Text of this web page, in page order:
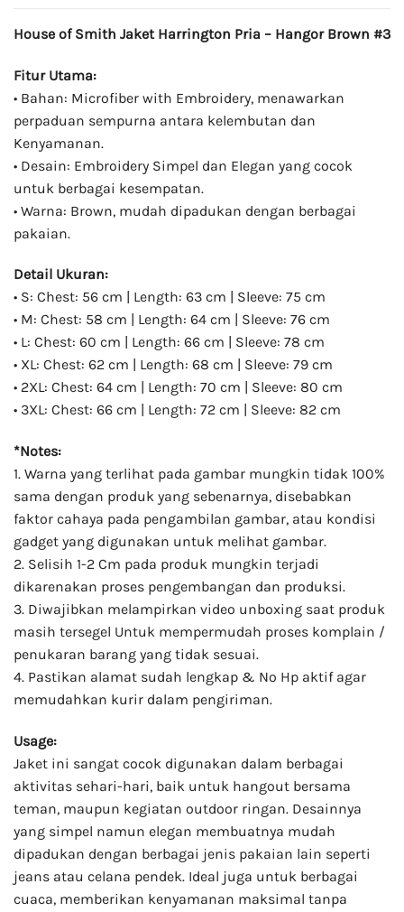
House of Smith Jaket Harrington Pria – Hangor Brown #3
Fitur Utama:
• Bahan: Microfiber with Embroidery, menawarkan
perpaduan sempurna antara kelembutan dan
Kenyamanan.
• Desain: Embroidery Simpel dan Elegan yang cocok
untuk berbagai kesempatan.
• Warna: Brown, mudah dipadukan dengan berbagai
pakaian.
Detail Ukuran:
• S: Chest: 56 cm | Length: 63 cm | Sleeve: 75 cm
• M: Chest: 58 cm | Length: 64 cm | Sleeve: 76 cm
• L: Chest: 60 cm | Length: 66 cm | Sleeve: 78 cm
• XL: Chest: 62 cm | Length: 68 cm | Sleeve: 79 cm
• 2XL: Chest: 64 cm | Length: 70 cm | Sleeve: 80 cm
• 3XL: Chest: 66 cm | Length: 72 cm | Sleeve: 82 cm
*Notes:
1. Warna yang terlihat pada gambar mungkin tidak 100%
sama dengan produk yang sebenarnya, disebabkan
faktor cahaya pada pengambilan gambar, atau kondisi
gadget yang digunakan untuk melihat gambar.
2. Selisih 1-2 Cm pada produk mungkin terjadi
dikarenakan proses pengembangan dan produksi.
3. Diwajibkan melampirkan video unboxing saat produk
masih tersegel Untuk mempermudah proses komplain /
penukaran barang yang tidak sesuai.
4. Pastikan alamat sudah lengkap & No Hp aktif agar
memudahkan kurir dalam pengiriman.
Usage:
Jaket ini sangat cocok digunakan dalam berbagai
aktivitas sehari-hari, baik untuk hangout bersama
teman, maupun kegiatan outdoor ringan. Desainnya
yang simpel namun elegan membuatnya mudah
dipadukan dengan berbagai jenis pakaian lain seperti
jeans atau celana pendek. Ideal juga untuk berbagai
cuaca, memberikan kenyamanan maksimal tanpa